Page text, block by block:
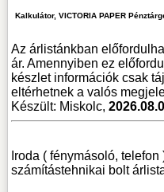
Kalkulátor, VICTORIA PAPER
Az árlistánkban
ár. Amennyiben ez
készlet információk csak
eltérhetnek a valós
Készült: Miskolc,
Iroda ( fénymásoló, telefon
számítástehnikai bolt